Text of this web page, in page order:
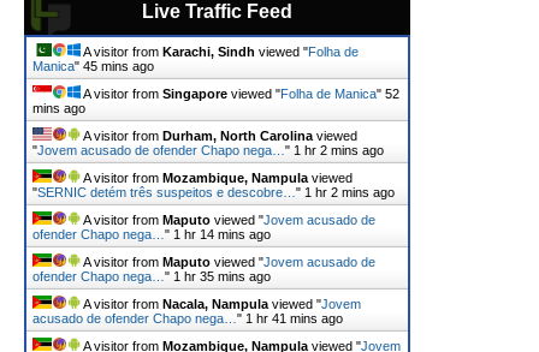
Live Traffic Feed
A visitor from Karachi, Sindh viewed "Folha de
Manica" 45 mins ago
A visitor from Singapore viewed "Folha de Manica" 52
mins ago
A visitor from Durham, North Carolina viewed
"Jovem acusado de ofender Chapo nega… " 1 hr 2 mins ago
A visitor from Mozambique, Nampula viewed
"SERNIC detém três suspeitos e descobre… " 1 hr 2 mins ago
A visitor from Maputo viewed "Jovem acusado de
ofender Chapo nega… " 1 hr 14 mins ago
A visitor from Maputo viewed "Jovem acusado de
ofender Chapo nega… " 1 hr 35 mins ago
A visitor from Nacala, Nampula viewed "Jovem
acusado de ofender Chapo nega… " 1 hr 41 mins ago
A visitor from Mozambique, Nampula viewed "Jovem